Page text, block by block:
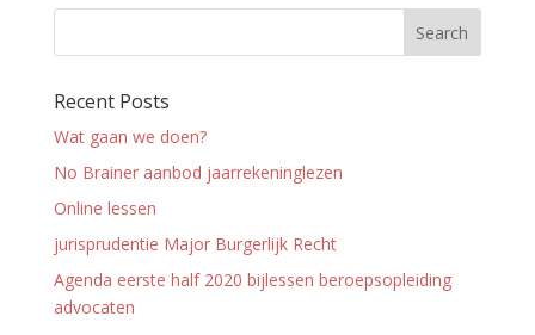
Recent Posts
Wat gaan we doen?
No Brainer aanbod jaarrekeninglezen
Online lessen
jurisprudentie Major Burgerlijk Recht
Agenda eerste half 2020 bijlessen beroepsopleiding
advocaten